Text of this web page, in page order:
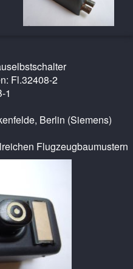
Fl.32408-2
1
Berlin (Siemens)
Flugzeugbaumustern